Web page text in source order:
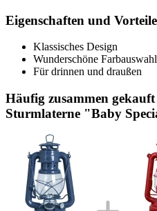
Eigenschaften und Vorteile
Klassisches Design
Wunderschöne Farbauswahl
Für drinnen und draußen
Häufig zusammen
Sturmlaterne "Baby